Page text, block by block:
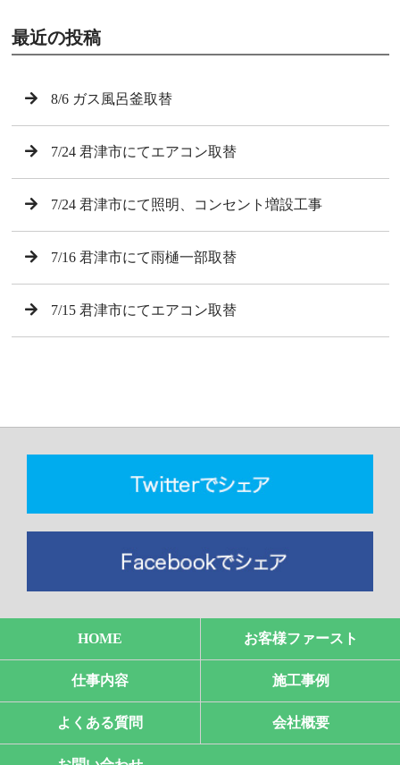
最近の投稿
8/6 ガス風呂釜取替
7/24 君津市にてエアコン取替
7/24 君津市にて照明、コンセント増設工事
7/16 君津市にて雨樋一部取替
7/15 君津市にてエアコン取替
HOME お客様ファースト
仕事内容 施工事例
よくある質問 会社概要